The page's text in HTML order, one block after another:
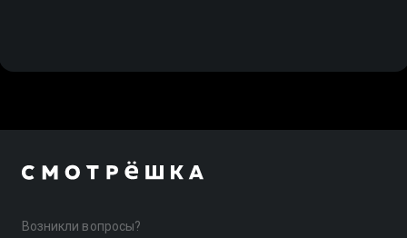
Возникли вопросы?